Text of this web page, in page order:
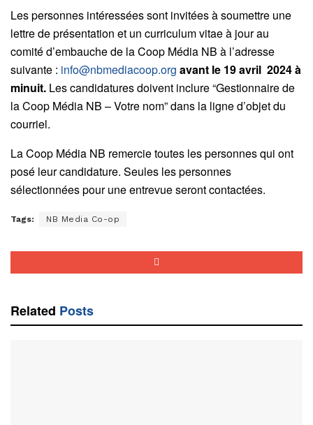
Les personnes intéressées sont invitées à soumettre une
lettre de présentation et un curriculum vitae à jour au
comité d’embauche de la Coop Média NB à l’adresse
suivante : info@nbmediacoop.org avant le 19 avril 2024 à
minuit. Les candidatures doivent inclure “Gestionnaire de
la Coop Média NB – Votre nom” dans la ligne d’objet du
courriel.
La Coop Média NB remercie toutes les personnes qui ont
posé leur candidature. Seules les personnes
sélectionnées pour une entrevue seront contactées.
Tags: NB Media Co-op
Related Posts